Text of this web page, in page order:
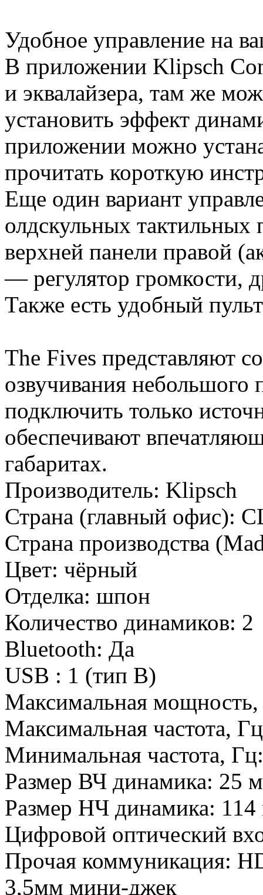
Удобное управление на
В приложении Klipsch
и эквалайзера, там же
установить эффект
приложении можно
прочитать короткую
Еще один вариант
олдскульных тактильных
верхней панели правой
— регулятор громкости,
Также есть удобный
The Fives представляют
озвучивания
подключить только
обеспечивают
габаритах.
Производитель: Klipsch
Страна (главный офис):
Страна производства
Цвет: чёрный
Отделка: шпон
Количество динамиков: 2
Bluetooth: Да
USB : 1 (тип В)
Максимальная
Максимальная частота,
Минимальная частота,
Размер ВЧ динамика: 25
Размер НЧ динамика:
Цифровой оптический
Прочая коммуникация:
3,5мм мини-джек